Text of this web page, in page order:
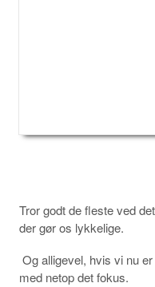
Tror godt de fleste ved
der gør os lykkelige.
Og alligevel, hvis vi nu
med netop det fokus.